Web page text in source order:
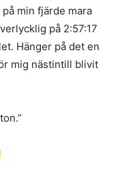
min fjärde mara
på 2:57:17
Hänger på det en
mig nästintill blivit